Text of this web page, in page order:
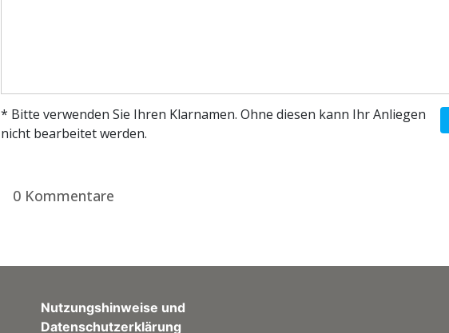
* Bitte verwenden Sie Ihren Klarnamen. Ohne diesen kann Ihr Anliegen
nicht bearbeitet werden.
0 Kommentare
Nutzungshinweise und
Datenschutzerklärung